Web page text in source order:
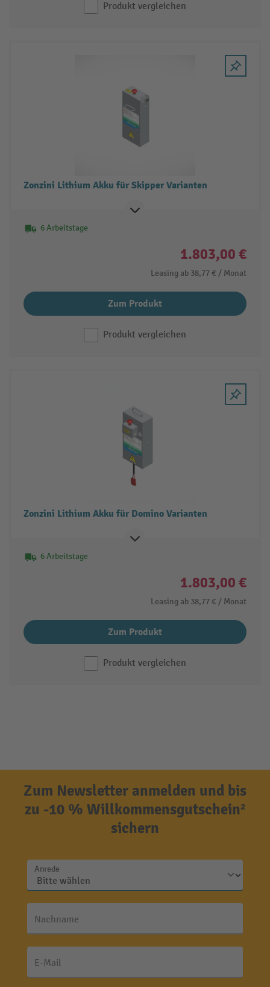
Produkt vergleichen
Zonzini Lithium Akku für Skipper Varianten
6 Arbeitstage
1.803,00 €
Leasing ab 38,77 € / Monat
Zum Produkt
Produkt vergleichen
Zonzini Lithium Akku für Domino Varianten
6 Arbeitstage
1.803,00 €
Leasing ab 38,77 € / Monat
Zum Produkt
Produkt vergleichen
Zum Newsletter anmelden und bis
zu -10 % Willkommensgutschein²
sichern
Anrede
Nachname
E-Mail